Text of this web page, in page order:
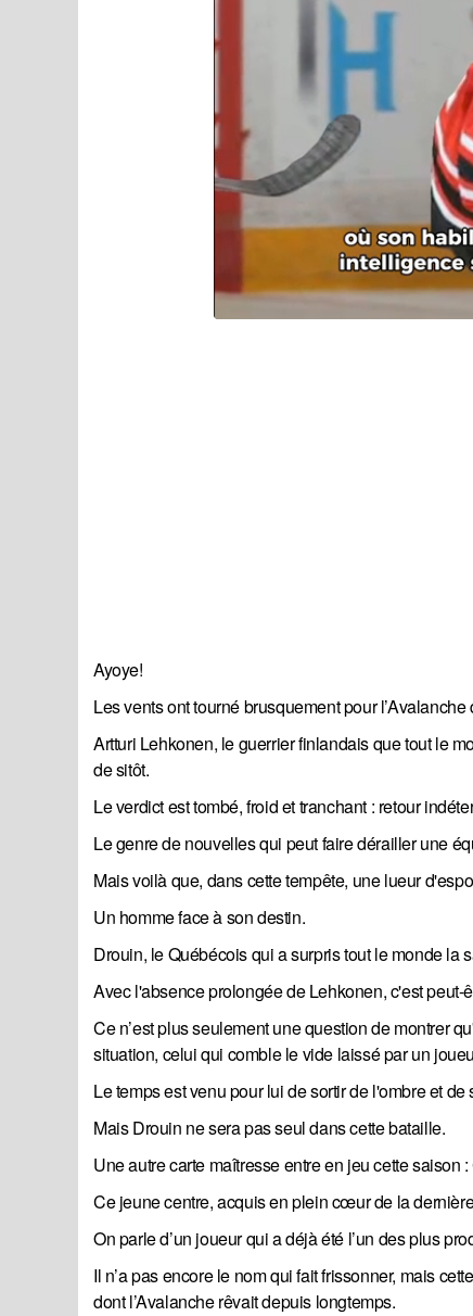
Ayoye!
Les vents ont tourné brusquement pour
Artturi Lehkonen, le guerrier finlandais que tout le
de sitôt.
Le verdict est tombé, froid et tranchant : retour
Le genre de nouvelles qui peut faire dérailler une
Mais voilà que, dans cette tempête, une lueur
Un homme face à son destin.
Drouin, le Québécois qui a surpris tout le monde la
Avec l'absence prolongée de Lehkonen, c'est peut-
Ce n’est plus seulement une question de montrer
situation, celui qui comble le vide laissé par un
Le temps est venu pour lui de sortir de l'ombre et
Mais Drouin ne sera pas seul dans cette bataille.
Une autre carte maîtresse entre en jeu cette saison
Ce jeune centre, acquis en plein cœur de la
On parle d’un joueur qui a déjà été l’un des plus
Il n’a pas encore le nom qui fait frissonner, mais
dont l’Avalanche rêvait depuis longtemps.